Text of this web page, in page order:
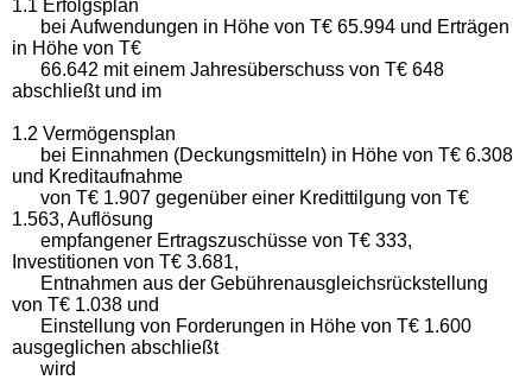
1.1 Erfolgsplan
bei Aufwendungen in Höhe von T€ 65.994 und Erträgen
in Höhe von T€
66.642 mit einem Jahresüberschuss von T€ 648
abschließt und im
1.2 Vermögensplan
bei Einnahmen (Deckungsmitteln) in Höhe von T€ 6.308
und Kreditaufnahme
von T€ 1.907 gegenüber einer Kredittilgung von T€
1.563, Auflösung
empfangener Ertragszuschüsse von T€ 333,
Investitionen von T€ 3.681,
Entnahmen aus der Gebührenausgleichsrückstellung
von T€ 1.038 und
Einstellung von Forderungen in Höhe von T€ 1.600
ausgeglichen abschließt
wird